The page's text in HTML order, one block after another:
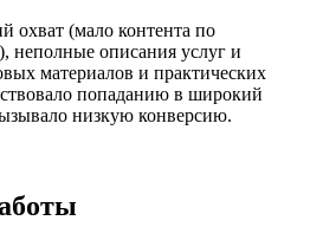
охват (мало контента по
неполные описания услуг и
материалов и практических
попаданию в широкий
низкую конверсию.